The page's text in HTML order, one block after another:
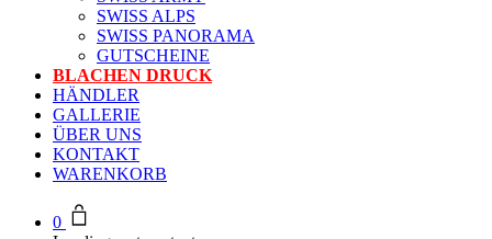
SWISS ALPS
SWISS PANORAMA
GUTSCHEINE
BLACHEN DRUCK
HÄNDLER
GALLERIE
ÜBER UNS
KONTAKT
WARENKORB
0